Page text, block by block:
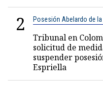
2 Posesión Abelardo de la
Tribunal en
solicitud de
suspender
Espriella